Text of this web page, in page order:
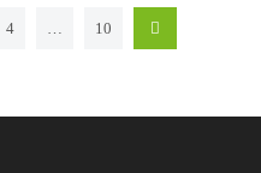
4 … 10